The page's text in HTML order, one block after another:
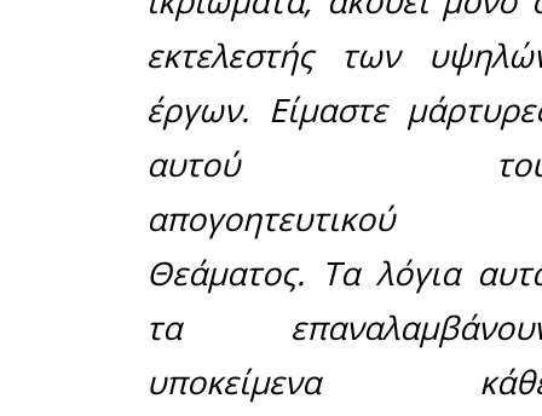
Μοιράσου το άρθρο: